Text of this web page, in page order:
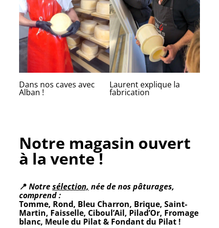
Dans nos caves avec
Alban !
Laurent explique la
fabrication
Notre magasin ouvert
à la vente !
📍 Notresélection, née de nos pâturages,
comprend :
Tomme, Rond, Bleu Charron, Brique, Saint-
Martin, Faisselle, Ciboul’Ail, Pilad’Or, Fromage
blanc, Meule du Pilat & Fondant du Pilat !